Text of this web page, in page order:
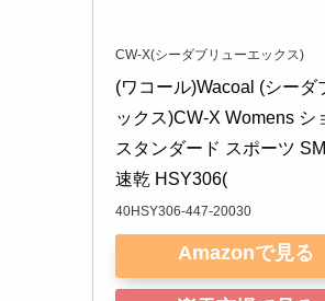
CW-X(シーダブリューエックス)
(ワコール)Wacoal (シーダ
ックス)CW-X Womens シ
スタンダード スポーツ
速乾 HSY306(
40HSY306-447-20030
Amazonで見る